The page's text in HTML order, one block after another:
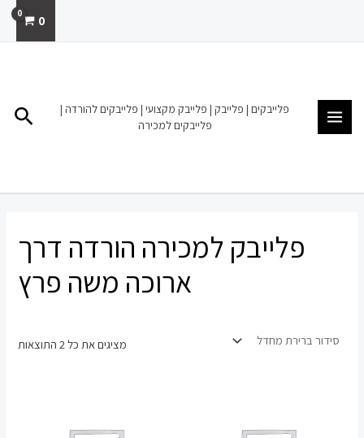
0
פלייבקים | פלייבק | פלייבק מקצועי | פלייבקים להורדה |
פלייבקים למכירה
פלייבק למכירה הורדה דרך
ארוכה משה פרץ
מציגים את כל ⁦2⁩ התוצאות